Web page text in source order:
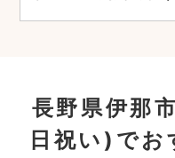
長野県伊那
日祝い)でお